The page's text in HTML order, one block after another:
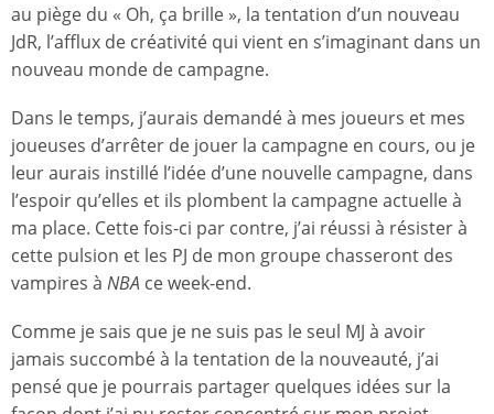
au piège du « Oh, ça brille », la tentation d’un nouveau
JdR, l’afflux de créativité qui vient en s’imaginant dans un
nouveau monde de campagne.
Dans le temps, j’aurais demandé à mes joueurs et mes
joueuses d’arrêter de jouer la campagne en cours, ou je
leur aurais instillé l’idée d’une nouvelle campagne, dans
l’espoir qu’elles et ils plombent la campagne actuelle à
ma place. Cette fois-ci par contre, j’ai réussi à résister à
cette pulsion et les PJ de mon groupe chasseront des
vampires à NBA ce week-end.
Comme je sais que je ne suis pas le seul MJ à avoir
jamais succombé à la tentation de la nouveauté, j’ai
pensé que je pourrais partager quelques idées sur la